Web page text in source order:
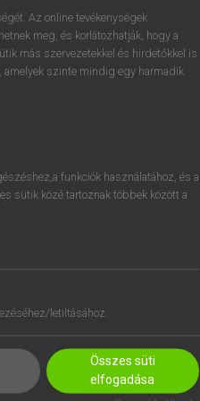
elindításához
ésbelépek.
Az online tevékenységek
meg, és korlátozhatják, hogy a
más szervezetekkel és hirdetőkkel is
amelyek szinte mindig egy harmadik
funkciók használatához, és a
sütik közé tartoznak többek között a
letiltásához.
Összes süti
elfogadása